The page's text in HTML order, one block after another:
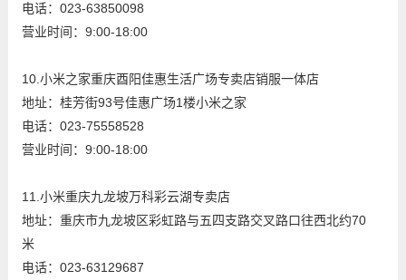
电话：023-63850098
营业时间：9:00-18:00
10.小米之家重庆酉阳佳惠生活广场专卖店销服一体店
地址：桂芳街93号佳惠广场1楼小米之家
电话：023-75558528
营业时间：9:00-18:00
11.小米重庆九龙坡万科彩云湖专卖店
地址：重庆市九龙坡区彩虹路与五四支路交叉路口往西北约70
米
电话：023-63129687